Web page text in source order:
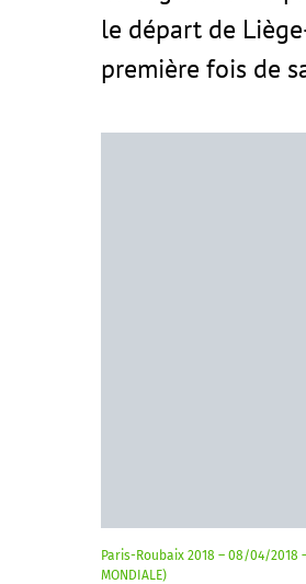
le départ de
première fois de
Paris-Roubaix 2018 – 08/04/2018
MONDIALE)